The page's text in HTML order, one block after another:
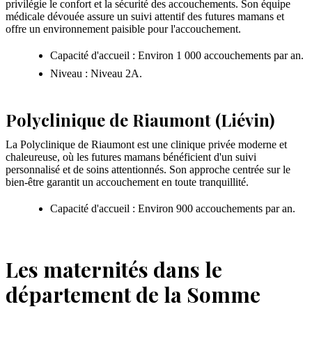
privilégie le confort et la sécurité des accouchements. Son équipe
médicale dévouée assure un suivi attentif des futures mamans et
offre un environnement paisible pour l'accouchement.
Capacité d'accueil : Environ 1 000 accouchements par an.
Niveau : Niveau 2A.
Polyclinique de Riaumont (Liévin)
La Polyclinique de Riaumont est une clinique privée moderne et
chaleureuse, où les futures mamans bénéficient d'un suivi
personnalisé et de soins attentionnés. Son approche centrée sur le
bien-être garantit un accouchement en toute tranquillité.
Capacité d'accueil : Environ 900 accouchements par an.
Les maternités dans le
département de la Somme